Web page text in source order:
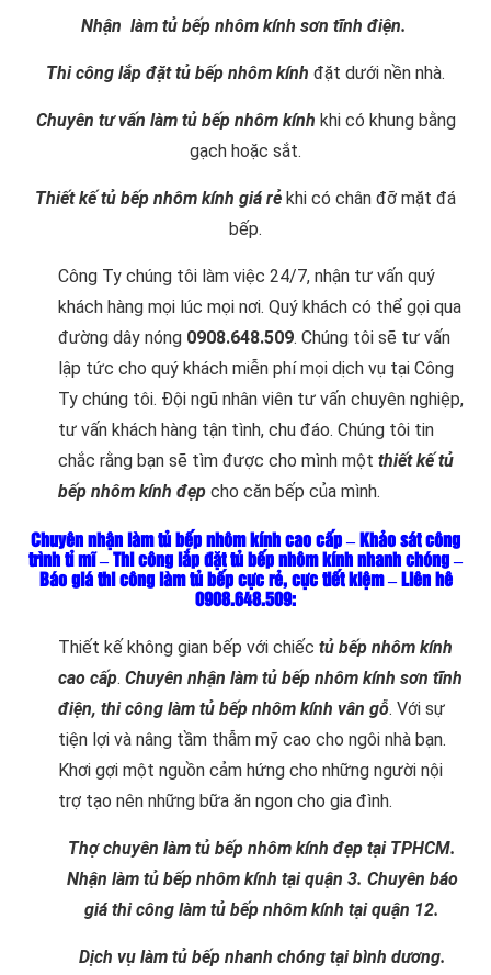
Nhận làm tủ bếp nhôm kính sơn tĩnh điện.
Thi công lắp đặt tủ bếp nhôm kính đặt dưới nền nhà.
Chuyên tư vấn làm tủ bếp nhôm kính khi có khung bằng
gạch hoặc sắt.
Thiết kế tủ bếp nhôm kính giá rẻ khi có chân đỡ mặt đá
bếp.
Công Ty chúng tôi làm việc 24/7, nhận tư vấn quý
khách hàng mọi lúc mọi nơi. Quý khách có thể gọi qua
đường dây nóng 0908.648.509. Chúng tôi sẽ tư vấn
lập tức cho quý khách miễn phí mọi dịch vụ tại Công
Ty chúng tôi. Đội ngũ nhân viên tư vấn chuyên nghiệp,
tư vấn khách hàng tận tình, chu đáo. Chúng tôi tin
chắc rằng bạn sẽ tìm được cho mình một thiết kế tủ
bếp nhôm kính đẹp cho căn bếp của mình.
Chuyên nhận làm tủ bếp nhôm kính cao cấp – Khảo sát công
trình tỉ mĩ – Thi công lắp đặt tủ bếp nhôm kính nhanh chóng –
Báo giá thi công làm tủ bếp cực rẻ, cực tiết kiệm – Liên hê
0908.648.509:
Thiết kế không gian bếp với chiếc tủ bếp nhôm kính
cao cấp. Chuyên nhận làm tủ bếp nhôm kính sơn tĩnh
điện, thi công làm tủ bếp nhôm kính vân gỗ. Với sự
tiện lợi và nâng tầm thẫm mỹ cao cho ngôi nhà bạn.
Khơi gợi một nguồn cảm hứng cho những người nội
trợ tạo nên những bữa ăn ngon cho gia đình.
Thợ chuyên làm tủ bếp nhôm kính đẹp tại TPHCM.
Nhận làm tủ bếp nhôm kính tại quận 3. Chuyên báo
giá thi công làm tủ bếp nhôm kính tại quận 12.
Dịch vụ làm tủ bếp nhanh chóng tại bình dương.